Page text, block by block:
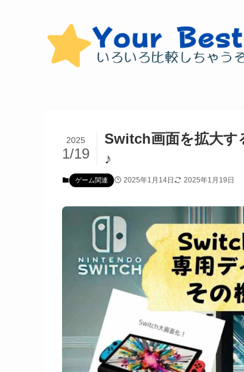
Switch画面を拡大す
♪
2025
1/19
ゲーム関連 2025年1月14日 2025年1月19日